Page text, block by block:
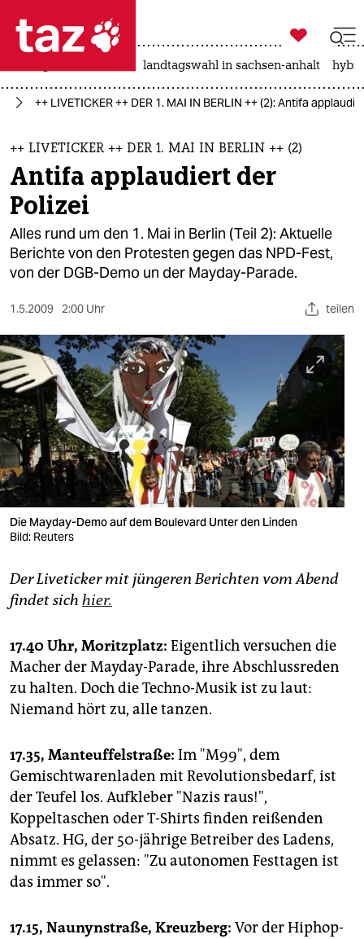
 taz zahl ich
taz zahl ich
themen
politik
öko
gesellschaft
sport
berlin
nord
wahrheit
verlag
verlag
veranstaltungen
shop
fragen & hilfe
unterstützen
abo
genossenschaft

taz zahl ich
landtagswahl in sachsen-anhalt
++ LIVETICKER ++ DER 1. MAI IN BERLIN ++ (2): Antifa
++ LIVETICKER ++ DER 1. MAI IN BERLIN ++ (2)
Antifa applaudiert der
Polizei
Alles rund um den 1. Mai in Berlin (Teil 2): Aktuelle
Berichte von den Protesten gegen das NPD-Fest,
von der DGB-Demo un der Mayday-Parade.
1.5.2009 2:00 Uhr teilen
Die Mayday-Demo auf dem Boulevard Unter den Linden
Bild: Reuters
Der Liveticker mit jüngeren Berichten vom Abend
findet sich hier.
17.40 Uhr, Moritzplatz: Eigentlich versuchen die
Macher der Mayday-Parade, ihre Abschlussreden
zu halten. Doch die Techno-Musik ist zu laut:
Niemand hört zu, alle tanzen.
17.35, Manteuffelstraße: Im "M99", dem
Gemischtwarenladen mit Revolutionsbedarf, ist
der Teufel los. Aufkleber "Nazis raus!",
Koppeltaschen oder T-Shirts finden reißenden
Absatz. HG, der 50-jährige Betreiber des Ladens,
nimmt es gelassen: "Zu autonomen Festtagen ist
das immer so".
17.15, Naunynstraße, Kreuzberg: Vor der Hiphop-